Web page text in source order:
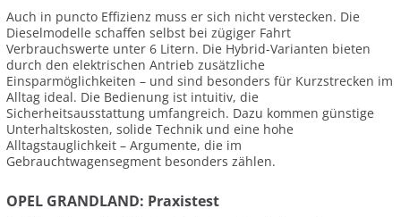
Auch in puncto Effizienz muss er sich nicht verstecken. Die
Dieselmodelle schaffen selbst bei zügiger Fahrt
Verbrauchswerte unter 6 Litern. Die Hybrid-Varianten bieten
durch den elektrischen Antrieb zusätzliche
Einsparmöglichkeiten – und sind besonders für Kurzstrecken im
Alltag ideal. Die Bedienung ist intuitiv, die
Sicherheitsausstattung umfangreich. Dazu kommen günstige
Unterhaltskosten, solide Technik und eine hohe
Alltagstauglichkeit – Argumente, die im
Gebrauchtwagensegment besonders zählen.
OPEL GRANDLAND: Praxistest